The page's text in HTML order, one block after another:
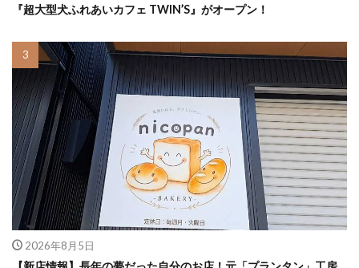
『超大型犬ふれあいカフェ TWIN’S』がオープン！
2026年8月5日